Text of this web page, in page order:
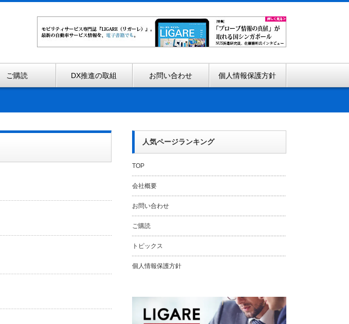
ご購読 DX推進の取組 お問い合わせ 個人情報保護方針
人気ページランキング
TOP
会社概要
お問い合わせ
ご購読
トピックス
個人情報保護方針